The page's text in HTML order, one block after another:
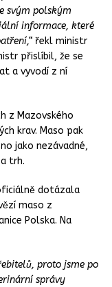
svým polským
informace, které
řekl ministr
přislíbil, že se
a vyvodí z ní
z Mazovského
krav. Maso pak
jako nezávadné,
trh.
dotázala
maso z
Polska. Na
proto jsme po
správy